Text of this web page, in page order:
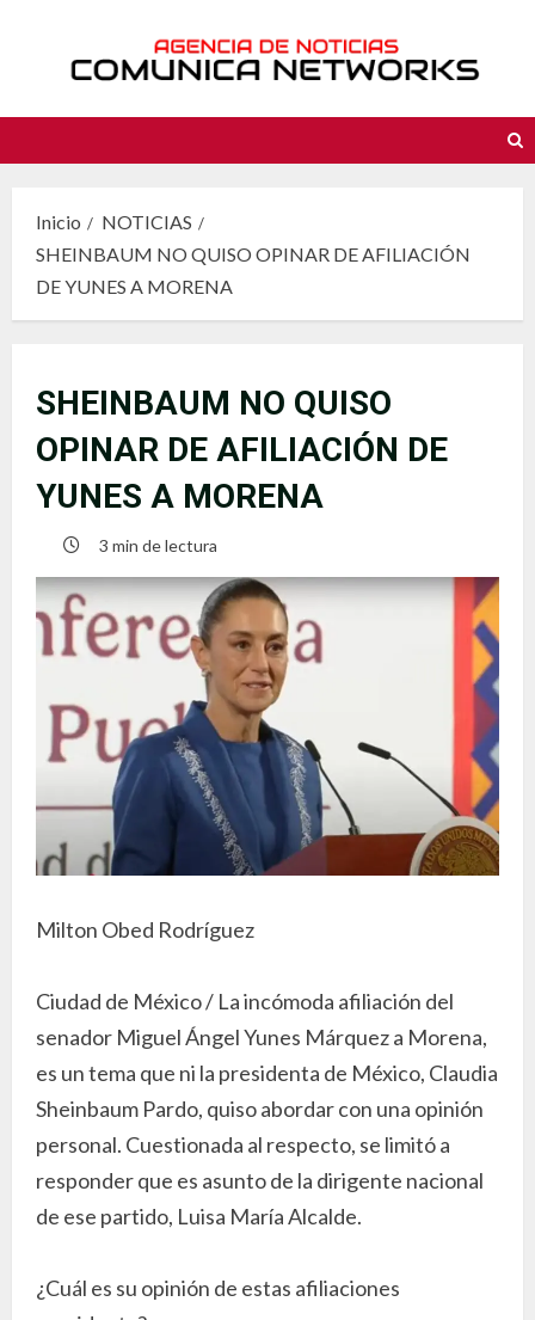
contenido
Inicio
NOTICIAS
SHEINBAUM NO QUISO OPINAR DE AFILIACIÓN
DE YUNES A MORENA
SHEINBAUM NO QUISO
OPINAR DE AFILIACIÓN DE
YUNES A MORENA
3 min de lectura
Milton Obed Rodríguez
Ciudad de México / La incómoda afiliación del
senador Miguel Ángel Yunes Márquez a Morena,
es un tema que ni la presidenta de México, Claudia
Sheinbaum Pardo, quiso abordar con una opinión
personal. Cuestionada al respecto, se limitó a
responder que es asunto de la dirigente nacional
de ese partido, Luisa María Alcalde.
¿Cuál es su opinión de estas afiliaciones